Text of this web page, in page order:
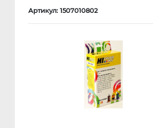
Артикул: 1507010802